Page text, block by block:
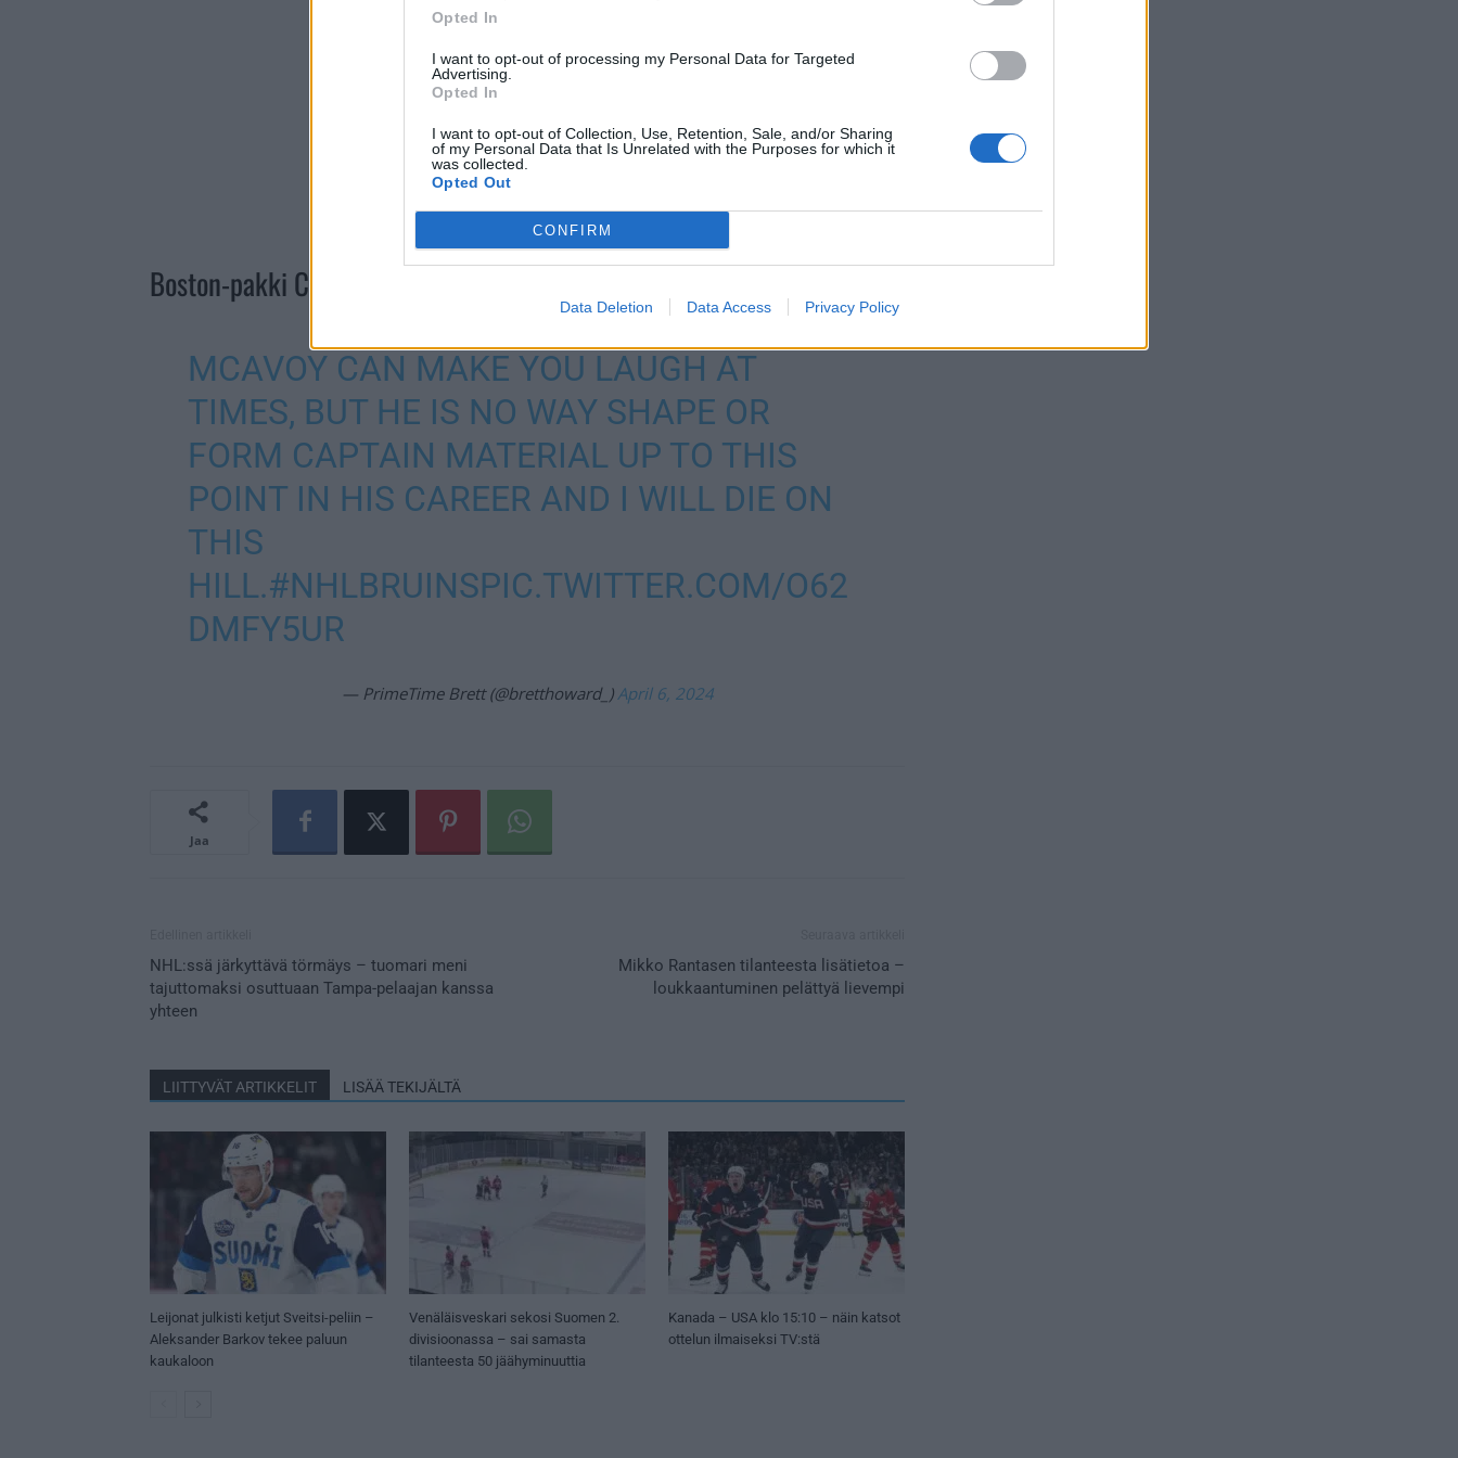
Opted In
I want to opt-out of processing my Personal Data for Targeted
Advertising.
Opted In
I want to opt-out of Collection, Use, Retention, Sale, and/or Sharing
of my Personal Data that Is Unrelated with the Purposes for which it
was collected.
Opted Out
CONFIRM
Data Deletion Data Access Privacy Policy
Boston-pakki Charlie McAvoy kaatoi Anton Lundellin
MCAVOY CAN MAKE YOU LAUGH AT
TIMES, BUT HE IS NO WAY SHAPE OR
FORM CAPTAIN MATERIAL UP TO THIS
POINT IN HIS CAREER AND I WILL DIE ON
THIS
HILL.#NHLBRUINSPIC.TWITTER.COM/O62
DMFY5UR
— PrimeTime Brett (@bretthoward_) April 6, 2024
Jaa
NHL:ssä järkyttävä törmäys – tuomari meni
tajuttomaksi osuttuaan Tampa-pelaajan kanssa
yhteen
Mikko Rantasen tilanteesta lisätietoa –
loukkaantuminen pelättyä lievempi
LIITTYVÄT ARTIKKELIT LISÄÄ TEKIJÄLTÄ
Leijonat julkisti ketjut Sveitsi-peliin –
Aleksander Barkov tekee paluun
kaukaloon
Venäläisveskari sekosi Suomen 2.
divisioonassa – sai samasta
tilanteesta 50 jäähyminuuttia
Kanada – USA klo 15:10 – näin katsot
ottelun ilmaiseksi TV:stä